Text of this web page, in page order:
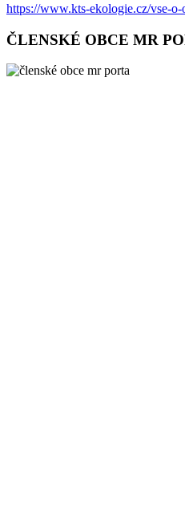
https://www.kts-ekologie.cz/vse-o-
ČLENSKÉ OBCE MR